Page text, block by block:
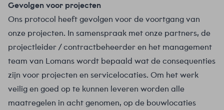
Gevolgen voor projecten
Ons protocol heeft gevolgen voor de voortgang van
onze projecten. In samenspraak met onze partners, de
projectleider / contractbeheerder en het management
team van Lomans wordt bepaald wat de consequenties
zijn voor projecten en servicelocaties. Om het werk
veilig en goed op te kunnen leveren worden alle
maatregelen in acht genomen, op de bouwlocaties